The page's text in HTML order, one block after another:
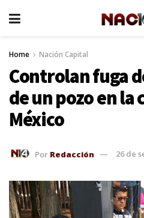
Home Nación Capital
Controlan fuga
de un pozo en la
México
Por Redacción 26 de